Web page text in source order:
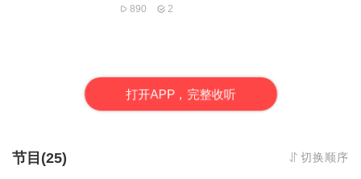
890 2
打开APP，完整收听
节目(25) 切换顺序